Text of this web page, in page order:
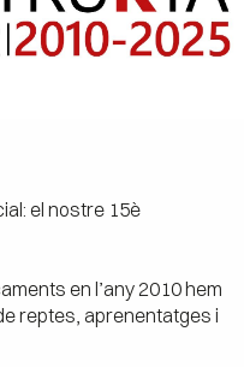
el nostre 15è
en l’any 2010 hem
reptes, aprenentatges i